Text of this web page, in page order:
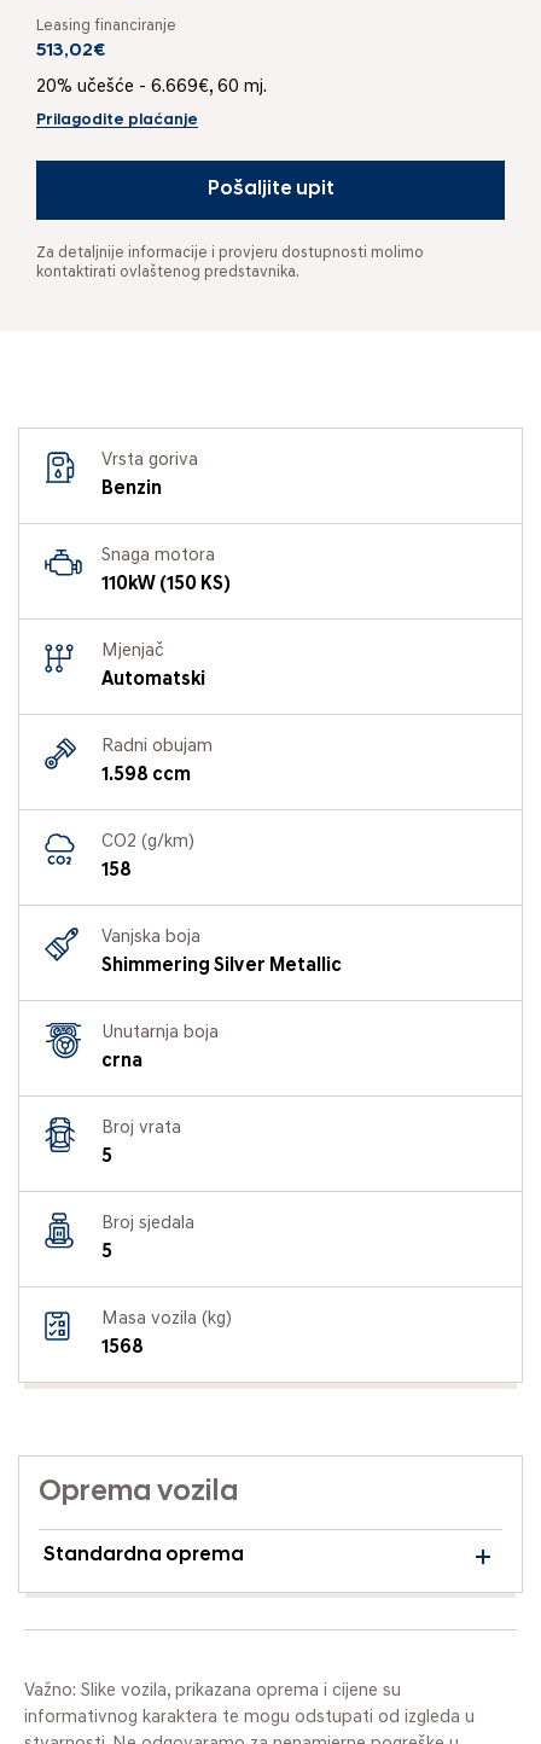
Leasing financiranje
513,02€
20% učešće - 6.669€, 60 mj.
Prilagodite plaćanje
Pošaljite upit
Za detaljnije informacije i provjeru dostupnosti molimo
kontaktirati ovlaštenog predstavnika.
Vrsta goriva
Benzin
Snaga motora
110kW (150 KS)
Mjenjač
Automatski
Radni obujam
1.598 ccm
CO2 (g/km)
158
Vanjska boja
Shimmering Silver Metallic
Unutarnja boja
crna
Broj vrata
5
Broj sjedala
5
Masa vozila (kg)
1568
Oprema vozila
Standardna oprema
Važno: Slike vozila, prikazana oprema i cijene su
informativnog karaktera te mogu odstupati od izgleda u